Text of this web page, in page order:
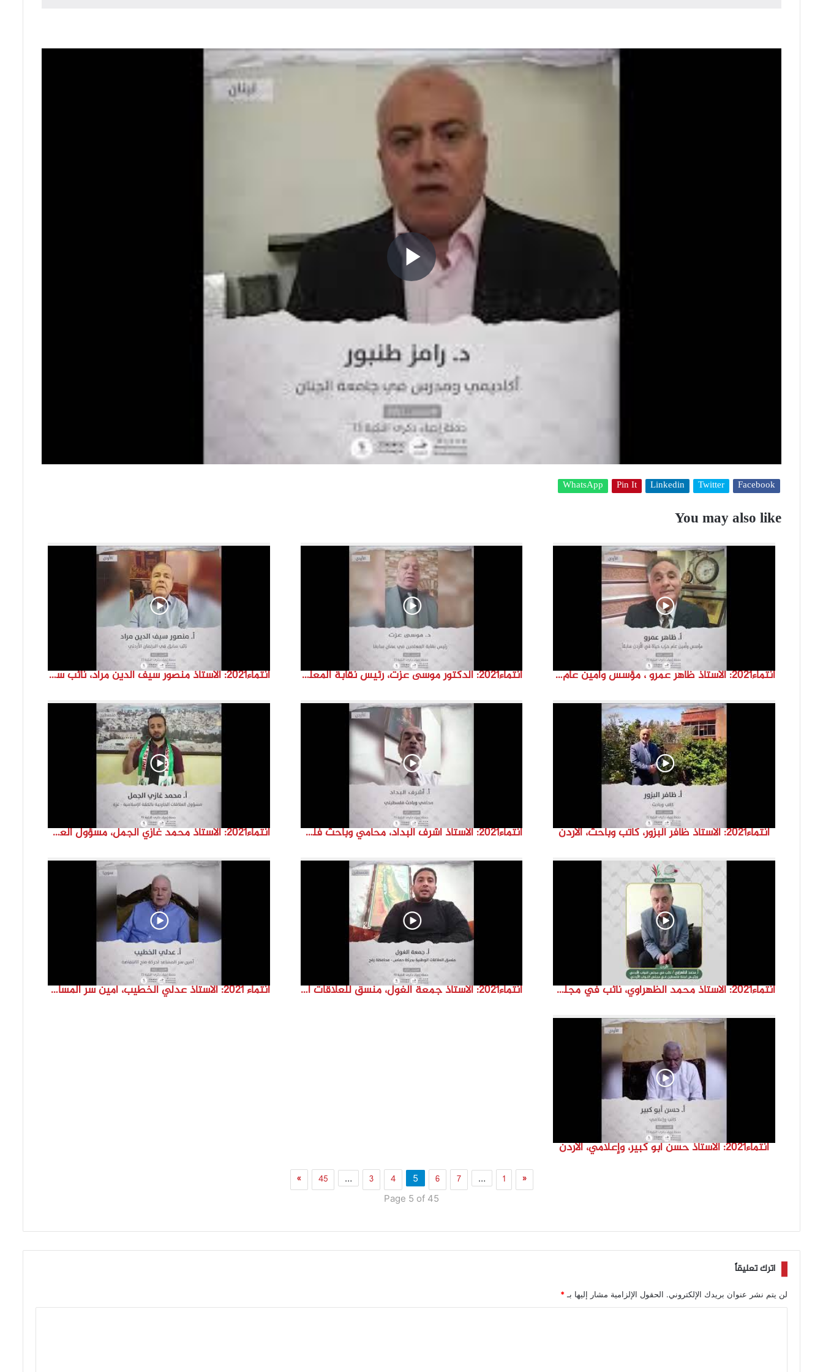
P
l
a
y
d
e
o
Facebook
Twitter
Linkedin
Pin It
WhatsApp
You may also like
انتماء2021: الاستاذ ظاهر عمرو ، مؤسس وأمين عام حزب حياة في الاردن سابقاً، الاردن انتماء2021: الدكتور موسى عزت، رئيس نقابة المعلمين في عمان سابقاً، الاردن انتماء2021: الاستاذ منصور سيف الدين مراد، نائب سابق في البرلمان الاردني، الاردن
انتماء2021: الاستاذ ظافر البزور، كاتب وباحث، الاردن انتماء2021: الاستاذ أشرف البداد، محامي وباحث فلسطيني، الاردن انتماء2021: الاستاذ محمد غازي الجمل، مسؤول العلاقات الخارجية بالكتلة الإسلامية-غزة ، فلسطين
انتماء2021: الاستاذ محمد الظهراوي، نائب في مجلس النواب الاردني و رئيس لجنة فلسطين في مجلس النواب انتماء2021: الاستاذ جمعة الغول، منسق للعلاقات الوطنية بحركة حم.اس- محافظة رفح، لسطين انتماء 2021: الاستاذ عدلي الخطيب، امين سر المساعد لحركة فتح الانتفاضة، سوريا
انتماء2021: الاستاذ حسن ابو كبير، وإعلامي، الاردن
«
1
…
3 4 5 6 7
…
45
»
Page 5 of 45
اترك تعليقاً
لن يتم نشر عنوان بريدك الإلكتروني. الحقول الإلزامية مشار إليها بـ *